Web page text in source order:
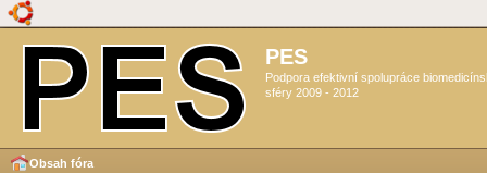
PES
Podpora efektivní spolupráce
sféry 2009 - 2012
Obsah fóra